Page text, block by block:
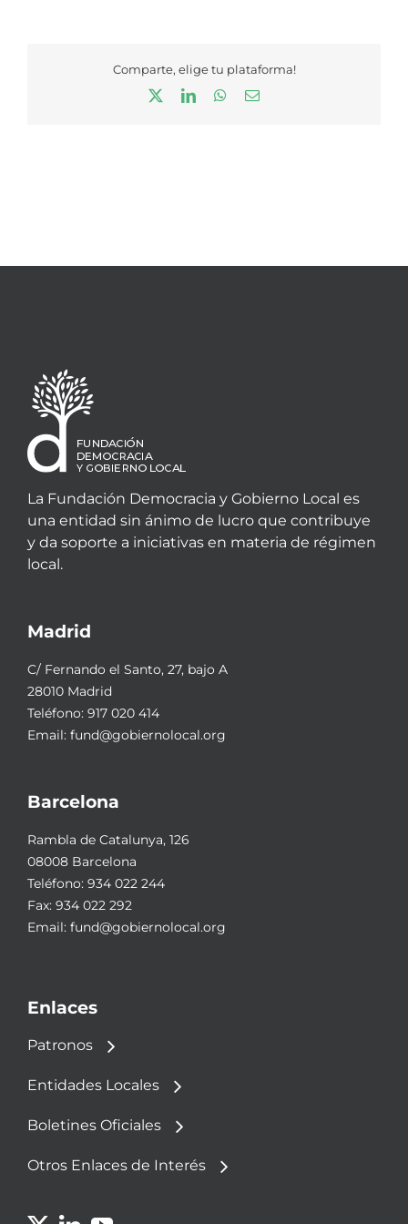
Comparte, elige tu plataforma!
LinkedInWhatsApp
Correo
La Fundación Democracia y Gobierno Local es
una entidad sin ánimo de lucro que contribuye
y da soporte a iniciativas en materia de régimen
local.
Madrid
C/ Fernando el Santo, 27, bajo A
28010 Madrid
Teléfono: 917 020 414
Email: fund@gobiernolocal.org
Barcelona
Rambla de Catalunya, 126
08008 Barcelona
Teléfono: 934 022 244
Fax: 934 022 292
Email: fund@gobiernolocal.org
Enlaces
Patronos
Entidades Locales
Boletines Oficiales
Otros Enlaces de Interés